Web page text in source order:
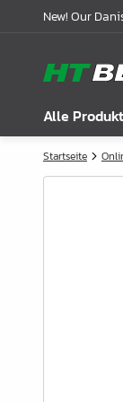
New! Our
Alle
Alle
Über uns
Startseite